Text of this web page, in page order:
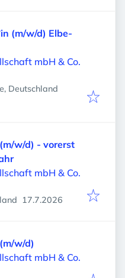
(m/w/d) Elbe-
mbH & Co.
Deutschland
w/d) - vorerst
mbH & Co.
Veröffentlicht
17.7.2026
w/d)
mbH & Co.